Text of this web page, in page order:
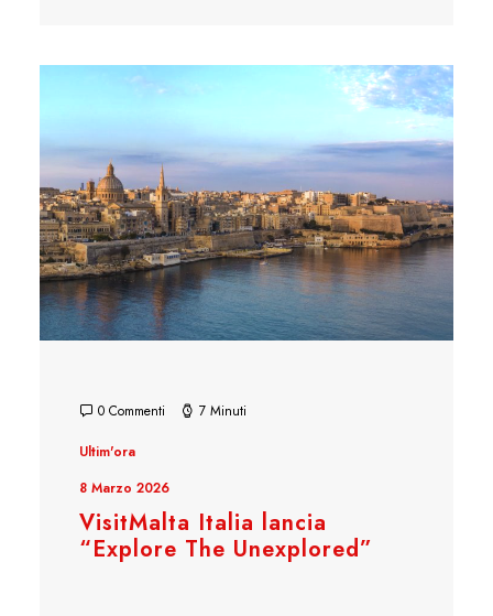
0 Commenti 7 Minuti
Ultim'ora
8 Marzo 2026
VisitMalta Italia lancia
“Explore The Unexplored”